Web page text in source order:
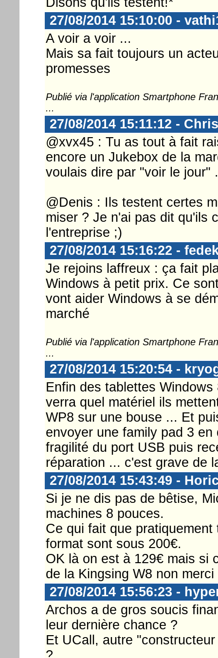
27/08/2014 15:10:00 -
A voir a voir ...
Mais sa fait toujours un
promesses
Publié via l'application Smartphone
...
27/08/2014 15:11:12 -
@xvx45 : Tu as tout à fait
encore un Jukebox de la
voulais dire par "voir le
@Denis : Ils testent certes
miser ? Je n'ai pas dit qu'ils
l'entreprise ;)
27/08/2014 15:16:22 -
Je rejoins laffreux : ça fait
Windows à petit prix. Ce
vont aider Windows à se
marché
Publié via l'application Smartphone
...
27/08/2014 15:20:54 -
Enfin des tablettes
verra quel matériel ils
WP8 sur une bouse ... Et
envoyer une family pad 3
fragilité du port USB puis
réparation ... c'est grave de
27/08/2014 15:43:49 -
Si je ne dis pas de bêtise,
machines 8 pouces.
Ce qui fait que
format sont sous 200€.
OK là on est à 129€ mais si
de la Kingsing W8 non merci
27/08/2014 15:56:23 -
Archos a de gros soucis
leur dernière chance ?
Et UCall, autre
?